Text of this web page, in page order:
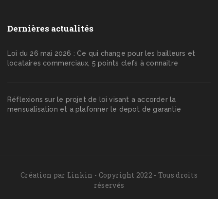
Dernières actualités
Loi du 26 mai 2026 : Ce qui change pour les bailleurs et
locataires commerciaux, 5 points clefs à connaitre
Réflexions sur le projet de loi visant a accorder la
mensualisation et a plafonner le depot de garantie
Création par Linkin - Copyright 2022 - Tous droits
réservés